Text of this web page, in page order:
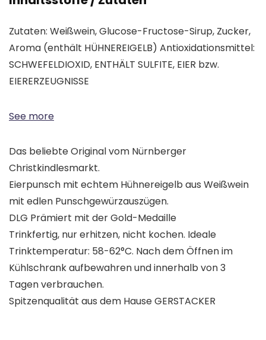
Zutaten: Weißwein, Glucose-Fructose-Sirup, Zucker,
Aroma (enthält HÜHNEREIGELB) Antioxidationsmittel:
SCHWEFELDIOXID, ENTHÄLT SULFITE, EIER bzw.
EIERERZEUGNISSE
See more
Das beliebte Original vom Nürnberger
Christkindlesmarkt.
Eierpunsch mit echtem Hühnereigelb aus Weißwein
mit edlen Punschgewürzauszügen.
DLG Prämiert mit der Gold-Medaille
Trinkfertig, nur erhitzen, nicht kochen. Ideale
Trinktemperatur: 58-62°C. Nach dem Öffnen im
Kühlschrank aufbewahren und innerhalb von 3
Tagen verbrauchen.
Spitzenqualität aus dem Hause GERSTACKER